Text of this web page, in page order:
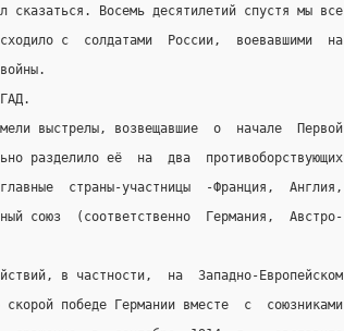
сказаться. Восемь десятилетий спустя мы все
с  солдатами  России,  воевавшими  на
выстрелы, возвещавшие  о  начале  Первой
разделило её  на  два  противоборствующих
страны-участницы  -Франция,  Англия,
союз  (соответственно  Германия,  Австро-
в частности,  на  Западно-Европейском
победе Германии вместе  с  союзниками